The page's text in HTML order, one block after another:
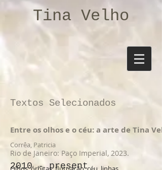
Tina Velho
Textos Selecionados
Entre os olhos e o céu: a arte de Tina
Corrêa, Patricia
Rio de Janeiro: Paço Imperial, 2023.
2010 - present